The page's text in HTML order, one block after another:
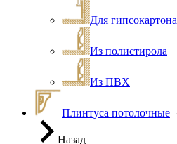
Для гипсокартона
Из полистирола
Из ПВХ
Плинтуса потолочные
Назад